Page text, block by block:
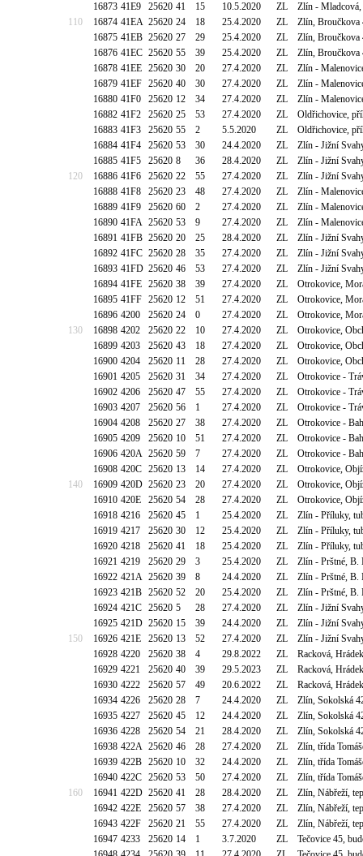
16873 41E9 25620 41 15 10.5.2020 ZL
Zlín -
110
16874 41EA 25620 24 18 25.4.2020 ZL
Zlín, Broučkova
16875 41EB 25620 27 29 25.4.2020 ZL
Zlín, Broučkova
16876 41EC 25620 55 39 25.4.2020 ZL
Zlín, Broučkova
16878 41EE 25620 30 20 27.4.2020 ZL
Zlín -
16879 41EF 25620 40 30 27.4.2020 ZL
Zlín -
16880 41F0 25620 12 34 27.4.2020 ZL
Zlín -
16882 41F2 25620 25 53 27.4.2020 ZL
Oldřichovice,
16883 41F3 25620 55 2 5.5.2020 ZL
Oldřichovice,
16884 41F4 25620 53 30 24.4.2020 ZL
Zlín - Jižní
16885 41F5 25620 8 36 28.4.2020 ZL
Zlín - Jižní
120
16886 41F6 25620 22 55 27.4.2020 ZL
Zlín - Jižní
16888 41F8 25620 23 48 27.4.2020 ZL
Zlín -
16889 41F9 25620 60 2 27.4.2020 ZL
Zlín -
16890 41FA 25620 53 9 27.4.2020 ZL
Zlín -
16891 41FB 25620 20 25 28.4.2020 ZL
Zlín - Jižní
16892 41FC 25620 28 35 27.4.2020 ZL
Zlín - Jižní
16893 41FD 25620 46 53 27.4.2020 ZL
Zlín - Jižní
16894 41FE 25620 38 39 27.4.2020 ZL
Otrokovice,
16895 41FF 25620 12 51 27.4.2020 ZL
Otrokovice,
16896 4200 25620 24 0 27.4.2020 ZL
Otrokovice,
130
16898 4202 25620 22 10 27.4.2020 ZL
Otrokovice,
16899 4203 25620 43 18 27.4.2020 ZL
Otrokovice,
16900 4204 25620 11 28 27.4.2020 ZL
Otrokovice,
16901 4205 25620 31 34 27.4.2020 ZL
Otrokovice -
16902 4206 25620 47 55 27.4.2020 ZL
Otrokovice -
16903 4207 25620 56 1 27.4.2020 ZL
Otrokovice -
16904 4208 25620 27 38 27.4.2020 ZL
Otrokovice -
16905 4209 25620 10 51 27.4.2020 ZL
Otrokovice -
16906 420A 25620 59 7 27.4.2020 ZL
Otrokovice -
16908 420C 25620 13 14 27.4.2020 ZL
Otrokovice,
140
16909 420D 25620 23 20 27.4.2020 ZL
Otrokovice,
16910 420E 25620 54 28 27.4.2020 ZL
Otrokovice,
16918 4216 25620 45 1 25.4.2020 ZL
Zlín - Příluky,
16919 4217 25620 30 12 25.4.2020 ZL
Zlín - Příluky,
16920 4218 25620 41 18 25.4.2020 ZL
Zlín - Příluky,
16921 4219 25620 29 3 25.4.2020 ZL
Zlín - Prštné, B.
16922 421A 25620 39 8 24.4.2020 ZL
Zlín - Prštné, B.
16923 421B 25620 52 20 25.4.2020 ZL
Zlín - Prštné, B.
16924 421C 25620 5 28 27.4.2020 ZL
Zlín - Jižní
16925 421D 25620 15 39 24.4.2020 ZL
Zlín - Jižní
150
16926 421E 25620 13 52 27.4.2020 ZL
Zlín - Jižní
16928 4220 25620 38 4 29.8.2022 ZL
Racková,
16929 4221 25620 40 39 29.5.2023 ZL
Racková,
16930 4222 25620 57 49 20.6.2022 ZL
Racková,
16934 4226 25620 28 7 24.4.2020 ZL
Zlín, Sokolská
16935 4227 25620 45 12 24.4.2020 ZL
Zlín, Sokolská
16936 4228 25620 54 21 28.4.2020 ZL
Zlín, Sokolská
16938 422A 25620 46 28 27.4.2020 ZL
Zlín, třída
16939 422B 25620 10 32 24.4.2020 ZL
Zlín, třída
16940 422C 25620 53 50 27.4.2020 ZL
Zlín, třída
160
16941 422D 25620 41 28 28.4.2020 ZL
Zlín, Nábřeží,
16942 422E 25620 57 38 27.4.2020 ZL
Zlín, Nábřeží,
16943 422F 25620 21 55 27.4.2020 ZL
Zlín, Nábřeží,
16947 4233 25620 14 1 3.7.2020 ZL
Tečovice 45,